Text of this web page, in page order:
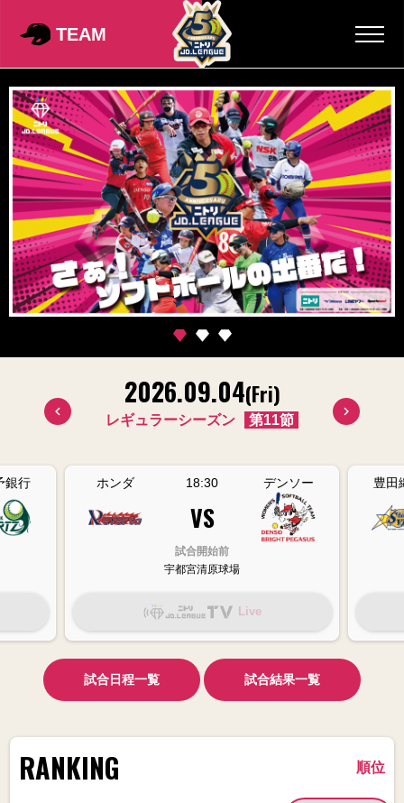
TEAM
2026.09.04(Fri)
レギュラーシーズン 第11節
銀行 ホンダ 18:30 デンソー
VS
試合開始前
宇都宮清原球場
Live
豊田
試合日程一覧 試合結果一覧
RANKING 順位